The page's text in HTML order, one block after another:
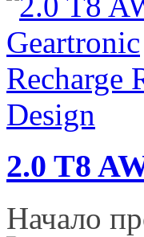
2.0 T8
Начало